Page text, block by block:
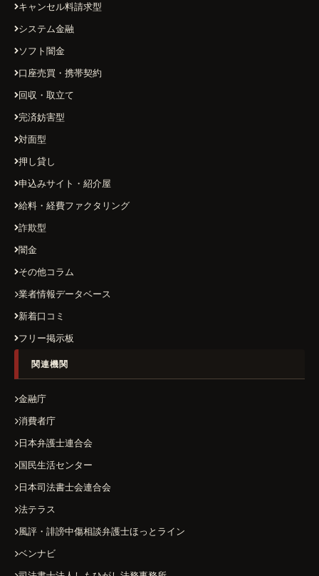
キャンセル料請求型
システム金融
ソフト闇金
口座売買・携帯契約
回収・取立て
完済妨害型
対面型
押し貸し
申込みサイト・紹介屋
給料・経費ファクタリング
詐欺型
闇金
その他コラム
業者情報データベース
新着口コミ
フリー掲示板
関連機関
金融庁
消費者庁
日本弁護士連合会
国民生活センター
日本司法書士会連合会
法テラス
風評・誹謗中傷相談弁護士ほっとライン
ベンナビ